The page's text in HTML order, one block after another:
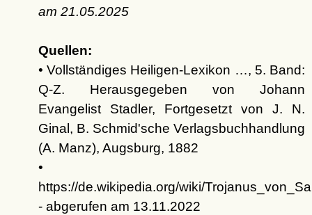
am 21.05.2025
Quellen:
• Vollständiges Heiligen-Lexikon …, 5. Band:
Q-Z. Herausgegeben von Johann
Evangelist Stadler, Fortgesetzt von J. N.
Ginal, B. Schmid'sche Verlagsbuchhandlung
(A. Manz), Augsburg, 1882
•
https://de.wikipedia.org/wiki/
- abgerufen am 13.11.2022